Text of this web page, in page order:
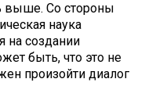
выше. Со стороны
наука
на создании
быть, что это не
произойти диалог